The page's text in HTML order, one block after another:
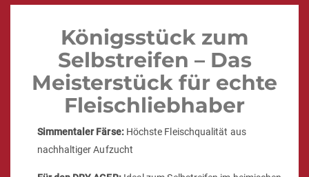
Königsstück zum
Selbstreifen – Das
Meisterstück für echte
Fleischliebhaber
Simmentaler Färse: Höchste Fleischqualität aus
nachhaltiger Aufzucht